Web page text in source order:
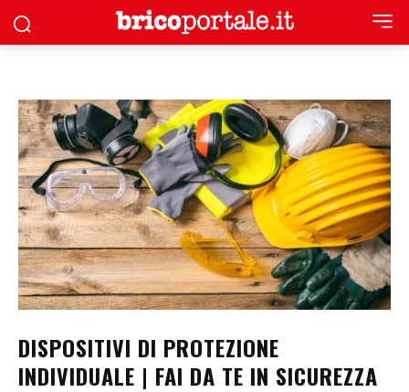
DISPOSITIVI DI PROTEZIONE
INDIVIDUALE | FAI DA TE IN SICUREZZA